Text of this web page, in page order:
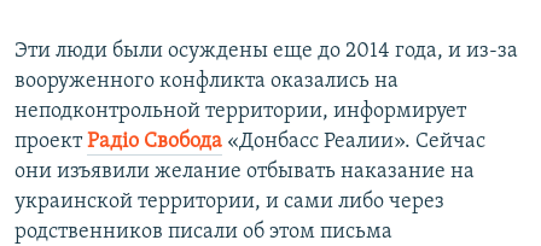
Эти люди были осуждены еще до 2014 года, и из-за
вооруженного конфликта оказались на
неподконтрольной территории, информирует
проектРадiо Свобода «Донбасс Реалии». Сейчас
они изъявили желание отбывать наказание на
украинской территории, и сами либо через
родственников писали об этом письма